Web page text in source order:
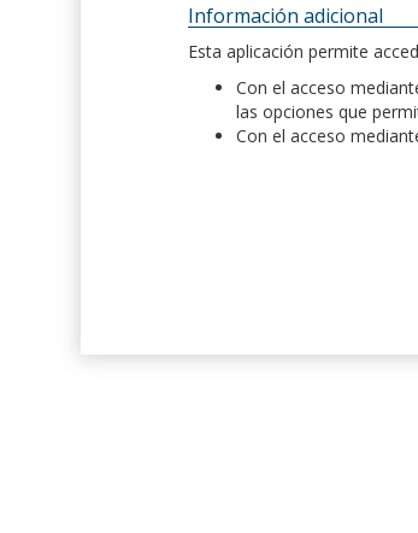
Información adicional
Esta aplicación permite
Con el acceso
las opciones que
Con el acceso